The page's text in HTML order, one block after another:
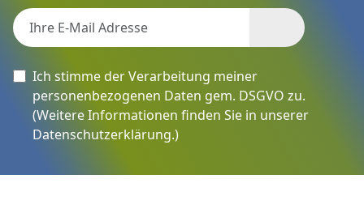
Ich stimme der Verarbeitung meiner
personenbezogenen Daten gem. DSGVO zu.
(Weitere Informationen finden Sie in unserer
Datenschutzerklärung.)